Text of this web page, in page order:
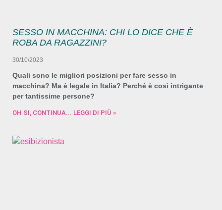
SESSO IN MACCHINA: CHI LO DICE CHE È
ROBA DA RAGAZZINI?
30/10/2023
Quali sono le migliori posizioni per fare sesso in
macchina? Ma è legale in Italia? Perché è così intrigante
per tantissime persone?
OH SI, CONTINUA... LEGGI DI PIÙ »